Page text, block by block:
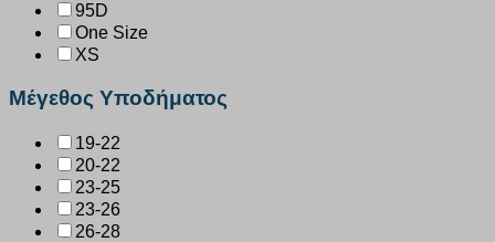
95D
One Size
XS
Μέγεθος Υποδήματος
19-22
20-22
23-25
23-26
26-28